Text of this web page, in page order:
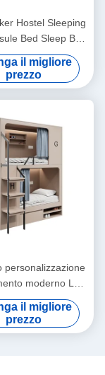
Hostel Sleeping
Bed Sleep Box
Hotel Bunk Bed
personalizzazione
il migliore
prezzo
personalizzazione
moderno Letti
con porta scarpe
richiesto
Argento
il migliore
prezzo